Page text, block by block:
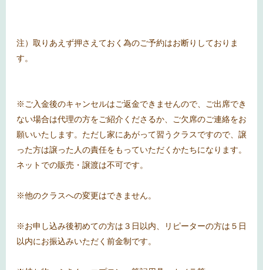
注）取りあえず押さえておく為のご予約はお断りしておりま
す。
※ご入金後のキャンセルはご返金できませんので、ご出席でき
ない場合は代理の方をご紹介くださるか、ご欠席のご連絡をお
願いいたします。ただし家にあがって習うクラスですので、譲
った方は譲った人の責任をもっていただくかたちになります。
ネットでの販売・譲渡は不可です。
※他のクラスへの変更はできません。
※お申し込み後初めての方は３日以内、リピーターの方は５日
以内にお振込みいただく前金制です。